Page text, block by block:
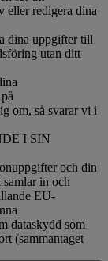
eller redigera dina
dina uppgifter till
utan ditt
om, så svarar vi i
I SIN
och din
in och
EU-
dataskydd som
(sammantaget